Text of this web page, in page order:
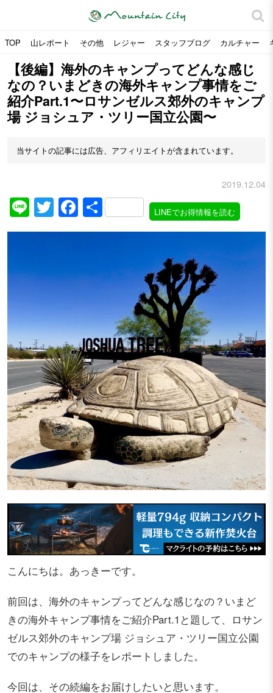
TOP 山レポート その他 レジャー スタッフブログ カルチャー
【後編】海外のキャンプってどんな感じ
なの？いまどきの海外キャンプ事情をご
紹介Part.1〜ロサンゼルス郊外のキャンプ
場 ジョシュア・ツリー国立公園〜
当サイトの記事には広告、アフィリエイトが含まれています。
2019.12.04
LineTwitter
Facebook
共
有
LINEでお得情報を読む
こんにちは。あっきーです。
前回は、海外のキャンプってどんな感じなの？いまど
きの海外キャンプ事情をご紹介Part.1と題して、ロサン
ゼルス郊外のキャンプ場 ジョシュア・ツリー国立公園
でのキャンプの様子をレポートしました。
今回は、その続編をお届けしたいと思います。